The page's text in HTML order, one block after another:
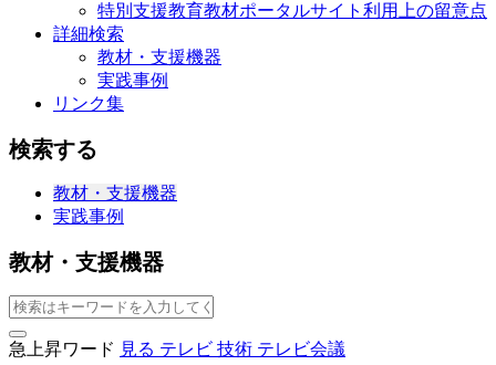
特別支援教育教材ポータルサイト利用上の留意点
詳細検索
教材・支援機器
実践事例
リンク集
検索する
教材・支援機器
実践事例
教材・支援機器
急上昇ワード 見る テレビ 技術 テレビ会議